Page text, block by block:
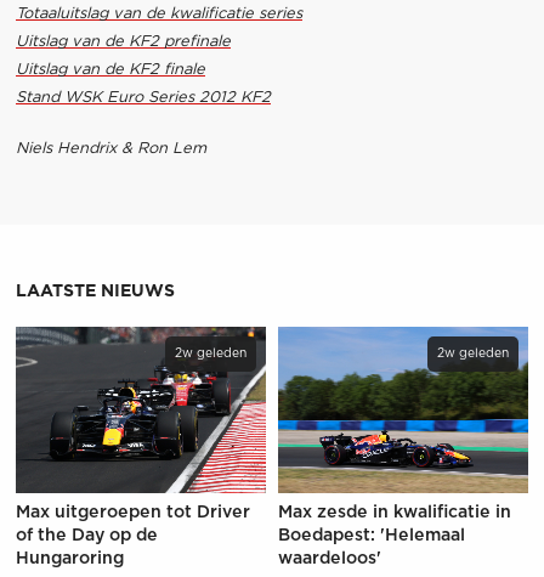
Totaaluitslag van de kwalificatie series
Uitslag van de KF2 prefinale
Uitslag van de KF2 finale
Stand WSK Euro Series 2012 KF2
Niels Hendrix & Ron Lem
LAATSTE NIEUWS
2w geleden
Max uitgeroepen tot Driver
of the Day op de
Hungaroring
2w geleden
Max zesde in kwalificatie in
Boedapest: 'Helemaal
waardeloos'